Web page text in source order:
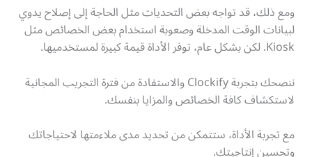
ومع ذلك، قد تواجه بعض التحديات مثل الحاجة إلى إصلاح يدوي
لبيانات الوقت المدخلة وصعوبة استخدام بعض الخصائص مثل
Kiosk. لكن بشكل عام، توفر الأداة قيمة كبيرة لمستخدميها.
ننصحك بتجربة Clockify والاستفادة من فترة التجريب المجانية
لاستكشاف كافة الخصائص والمزايا بنفسك.
مع تجربة الأداة، ستتمكن من تحديد مدى ملاءمتها لاحتياجاتك
وتحسين إنتاجيتك.